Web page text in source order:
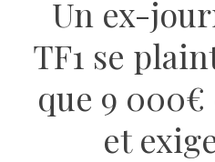
Un ex-
TF1 se
que 9
et